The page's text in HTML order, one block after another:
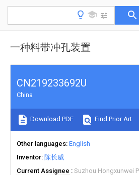
一种料带冲孔装置
CN219233692U
China
Download PDF Find Prior Art
Other languages English
Inventor 陈长威
Current Assignee
Suzhou Hongxunwei